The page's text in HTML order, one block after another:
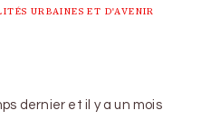
URBAINES ET D'AVENIR
dernier et il y a un mois